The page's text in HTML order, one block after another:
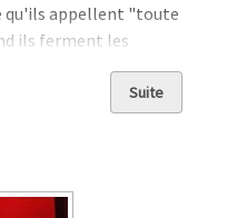
qu'ils appellent "toute
ils ferment les
disent : les jours sont
Suite